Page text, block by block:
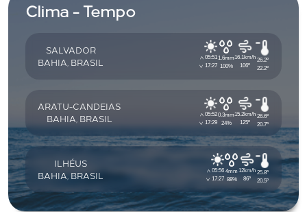
Clima - Tempo
SALVADOR
BAHIA, BRASIL
05:51
17:27
1.6mm
100%
16.1km/h
106º
26.2º
22.2º
ARATU-CANDEIAS
BAHIA, BRASIL
05:52
17:29
0.3mm
24%
15.2km/h
125º
26.6º
20.7º
ILHÉUS
BAHIA, BRASIL
05:56
17:27
4mm
88%
12km/h
86º
25.8º
20.5º